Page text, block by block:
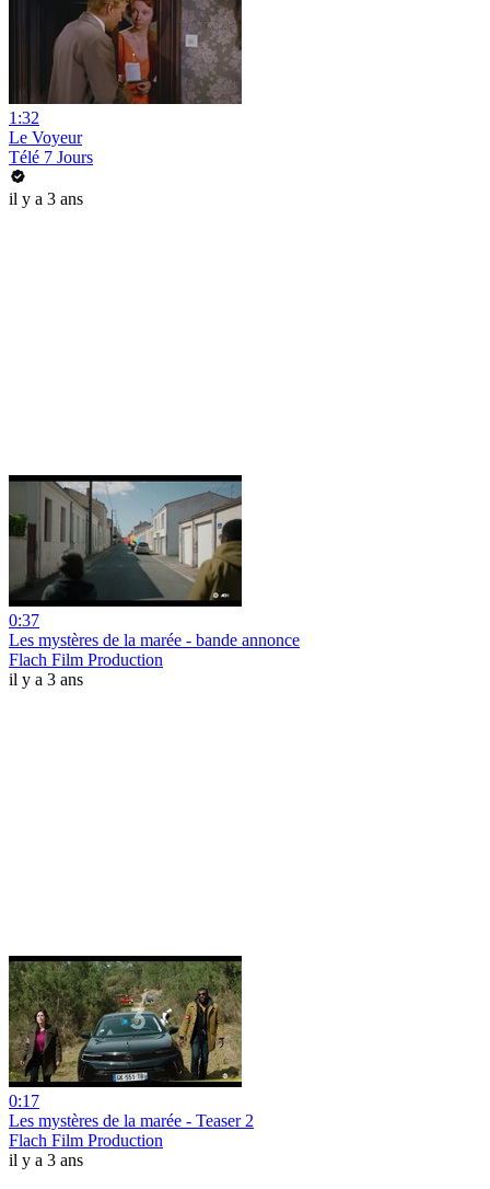
1:32
Le Voyeur
Télé 7 Jours
il y a 3 ans
0:37
Les mystères de la marée - bande annonce
Flach Film Production
il y a 3 ans
0:17
Les mystères de la marée - Teaser 2
Flach Film Production
il y a 3 ans